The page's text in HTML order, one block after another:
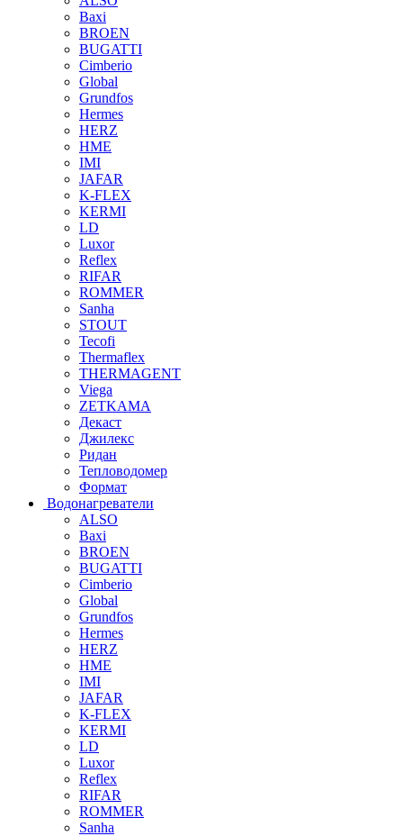
Baxi
BROEN
BUGATTI
Cimberio
Global
Grundfos
Hermes
HERZ
HME
IMI
JAFAR
K-FLEX
KERMI
LD
Luxor
Reflex
RIFAR
ROMMER
Sanha
STOUT
Tecofi
Thermaflex
THERMAGENT
Viega
ZETKAMA
Декаст
Джилекс
Ридан
Тепловодомер
Формат
Водонагреватели
ALSO
Baxi
BROEN
BUGATTI
Cimberio
Global
Grundfos
Hermes
HERZ
HME
IMI
JAFAR
K-FLEX
KERMI
LD
Luxor
Reflex
RIFAR
ROMMER
Sanha